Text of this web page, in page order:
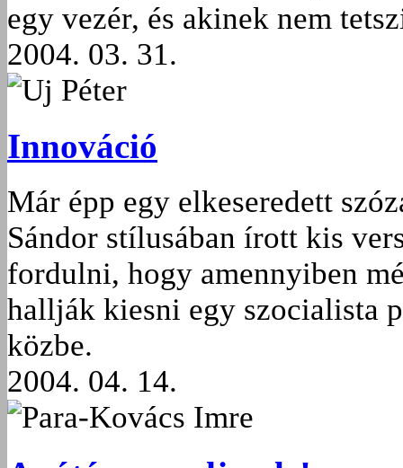
egy vezér, és akinek nem
2004. 03. 31.
Uj Péter
Innováció
Már épp egy elkeseredett
Sándor stílusában írott kis
fordulni, hogy amennyiben
hallják kiesni egy szocialista
közbe.
2004. 04. 14.
Para-Kovács Imre